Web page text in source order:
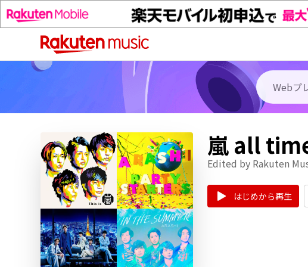
嵐 all
Edited by Rakuten
はじめから再生